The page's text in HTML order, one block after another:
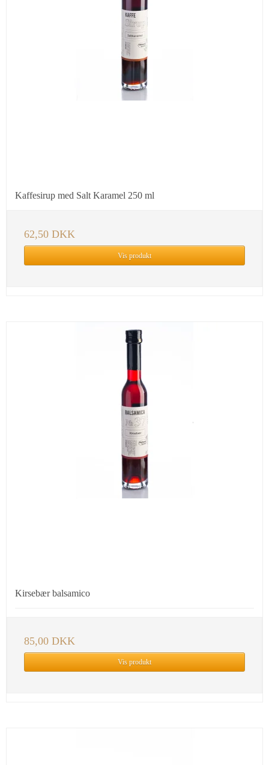
Kaffesirup med Salt Karamel 250 ml
62,50 DKK
Vis produkt
Kirsebær balsamico
85,00 DKK
Vis produkt